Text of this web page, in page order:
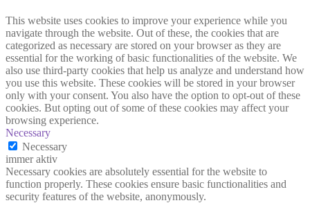
This website uses cookies to improve your experience while you
navigate through the website. Out of these, the cookies that are
categorized as necessary are stored on your browser as they are
essential for the working of basic functionalities of the website. We
also use third-party cookies that help us analyze and understand how
you use this website. These cookies will be stored in your browser
only with your consent. You also have the option to opt-out of these
cookies. But opting out of some of these cookies may affect your
browsing experience.
Necessary
Necessary
immer aktiv
Necessary cookies are absolutely essential for the website to
function properly. These cookies ensure basic functionalities and
security features of the website, anonymously.